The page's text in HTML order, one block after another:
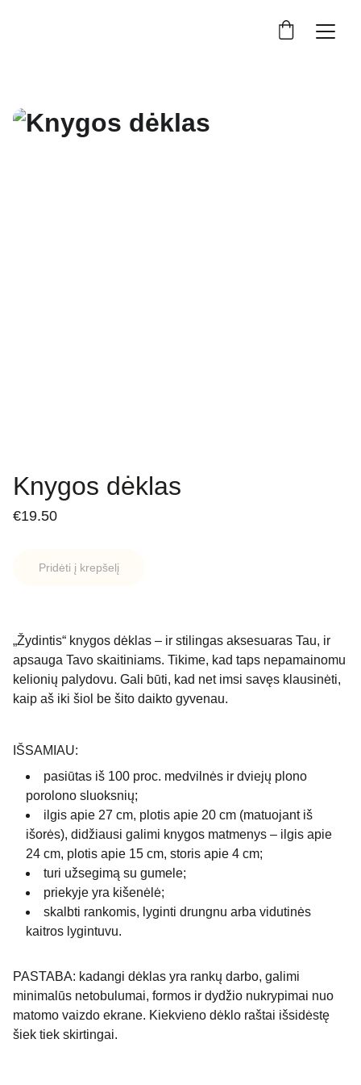
Knygos dėklas
€19.50
Pridėti į krepšelį
„Žydintis“ knygos dėklas – ir stilingas aksesuaras Tau, ir
apsauga Tavo skaitiniams. Tikime, kad taps nepamainomu
kelionių palydovu. Gali būti, kad net imsi savęs klausinėti,
kaip aš iki šiol be šito daikto gyvenau.
IŠSAMIAU:
pasiūtas iš 100 proc. medvilnės ir dviejų plono
porolono sluoksnių;
ilgis apie 27 cm, plotis apie 20 cm (matuojant iš
išorės), didžiausi galimi knygos matmenys – ilgis apie
24 cm, plotis apie 15 cm, storis apie 4 cm;
turi užsegimą su gumele;
priekyje yra kišenėlė;
skalbti rankomis, lyginti drungnu arba vidutinės
kaitros lygintuvu.
PASTABA: kadangi dėklas yra rankų darbo, galimi
minimalūs netobulumai, formos ir dydžio nukrypimai nuo
matomo vaizdo ekrane. Kiekvieno dėklo raštai išsidėstę
šiek tiek skirtingai.